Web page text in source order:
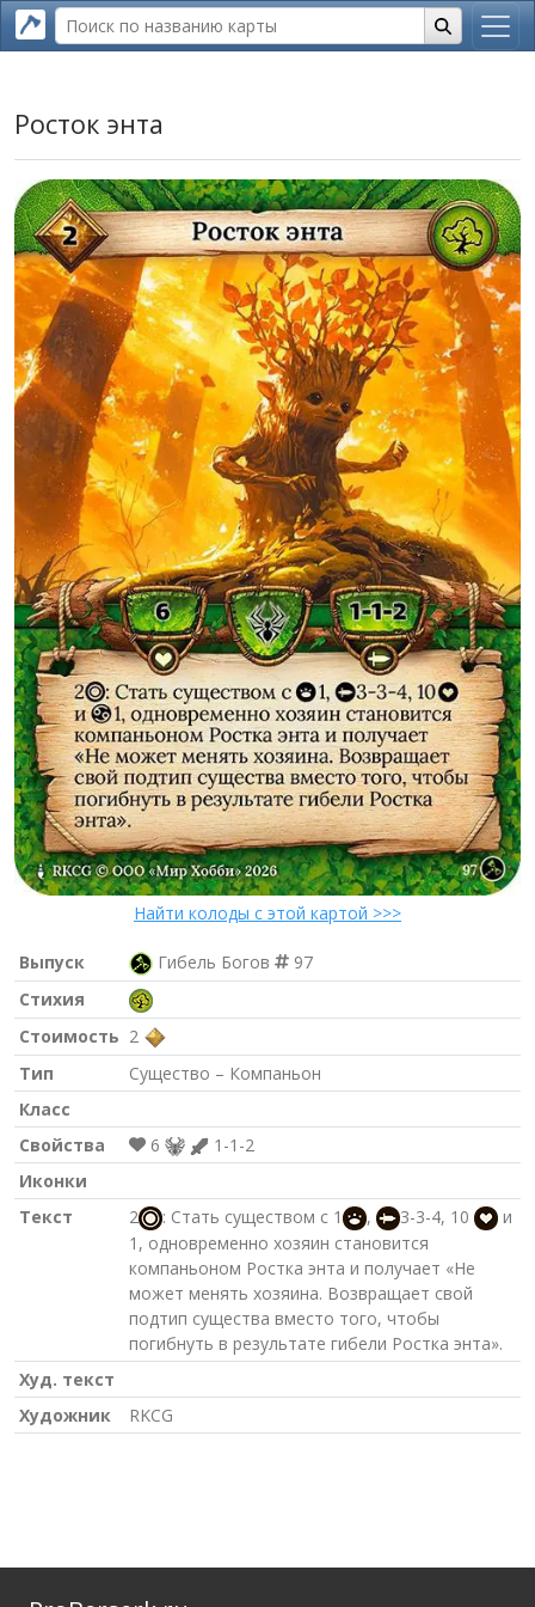
Росток энта
Найти колоды с этой картой >>>
Выпуск Гибель Богов
97
Стихия
Стоимость 2
Тип
Существо – Компаньон
Класс
Свойства
6
1-1-2
Иконки
Текст
2 : Стать существом с 1 , 3-3-4, 10
и
1, одновременно хозяин становится
компаньоном Ростка энта и получает «Не
может менять хозяина. Возвращает свой
подтип существа вместо того, чтобы
погибнуть в результате гибели Ростка энта».
Худ. текст
Художник
RKCG